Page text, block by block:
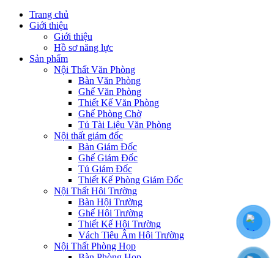
Trang chủ
Giới thiệu
Giới thiệu
Hồ sơ năng lực
Sản phẩm
Nội Thất Văn Phòng
Bàn Văn Phòng
Ghế Văn Phòng
Thiết Kế Văn Phòng
Ghế Phòng Chờ
Tủ Tài Liệu Văn Phòng
Nội thất giám đốc
Bàn Giám Đốc
Ghế Giám Đốc
Tủ Giám Đốc
Thiết Kế Phòng Giám Đốc
Nội Thất Hội Trường
Bàn Hội Trường
Ghế Hội Trường
Thiết Kế Hội Trường
Vách Tiêu Âm Hội Trường
Nội Thất Phòng Họp